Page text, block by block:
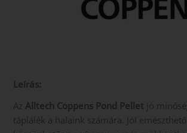
Leírás:
Az Alltech Coppens Pond Pellet jó
táplálék a halaink számára. Jól